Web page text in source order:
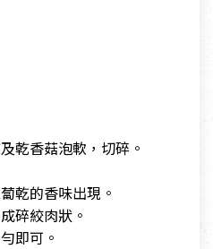
乾香菇泡軟，切碎。
乾的香味出現。
碎絞肉狀。
即可。